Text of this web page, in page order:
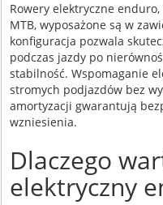
Rowery elektryczne
MTB, wyposażone są w
konfiguracja pozwala
podczas jazdy po
stabilność. Wspomaganie
stromych podjazdów bez
amortyzacji gwarantują
wzniesienia.
Dlaczego
elektryczny